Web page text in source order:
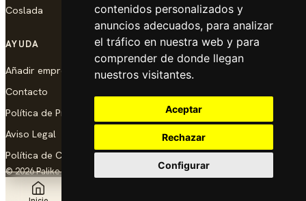
contenidos personalizados y
anuncios adecuados, para analizar
el tráfico en nuestra web y para
comprender de donde llegan
nuestros visitantes.
Aceptar
Rechazar
Configurar
Coslada
AYUDA
Añadir empresa
Contacto
Política de Privacidad
Aviso Legal
Política de Cookies
© 2026 Palike Networks, S.L.U. Hecho con cariño en Coslada